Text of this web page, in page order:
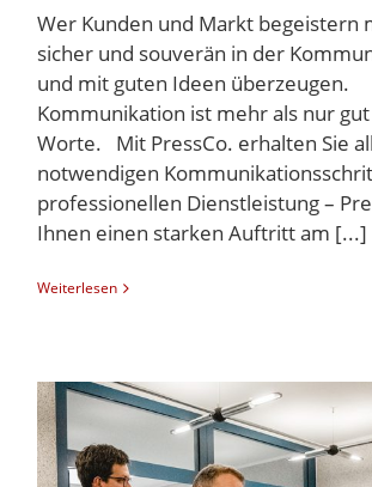
Wer Kunden und Markt begeistern
sicher und souverän in der
und mit guten Ideen überzeugen.
Kommunikation ist mehr als nur
Worte. Mit PressCo. erhalten Sie
notwendigen
professionellen Dienstleistung –
Ihnen einen starken Auftritt am [...]
Weiterlesen